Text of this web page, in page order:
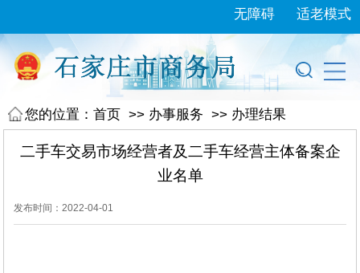
无障碍 适老模式
您的位置：首页 >> 办事服务 >> 办理结果
二手车交易市场经营者及二手车经营主体备案企
业名单
发布时间：2022-04-01